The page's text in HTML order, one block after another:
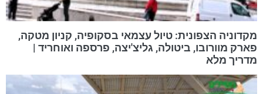
מקדוניה הצפונית: טיול עצמאי בסקופיה, קניון מטקה,
פארק מוורובו, ביטולה, גליצ'יצה, פרספה ואוחריד |
מדריך מלא